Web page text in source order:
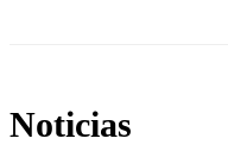
Noticias